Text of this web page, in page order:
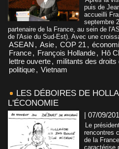
puis de
accueilli
septembre
partenaire de la France, au sein de
de l'Asie du Sud-Est). Avec une
ASEAN , Asie, COP 21 ,
France, François Hollande, Hô
lettre ouverte, militants des
politique, Vietnam
LES DÉBOIRES DE
L'ÉCONOMIE
| 07/09/
Le
rencontres
de la
caractérise